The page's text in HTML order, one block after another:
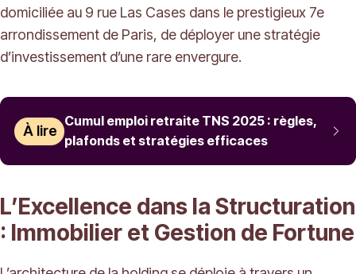
domiciliée au 9 rue Las Cases dans le prestigieux 7e
arrondissement de Paris, de déployer une stratégie
d’investissement d’une rare envergure.
À lire
Cumul emploi retraite TNS 2025 : règles,
plafonds et stratégies efficaces
L’Excellence dans la Structuration
: Immobilier et Gestion de Fortune